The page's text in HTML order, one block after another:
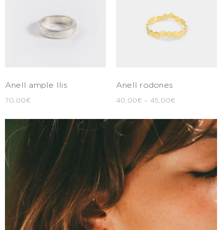
Anell ample llis
70,00€
Anell rodones
40,00€ – 45,00€